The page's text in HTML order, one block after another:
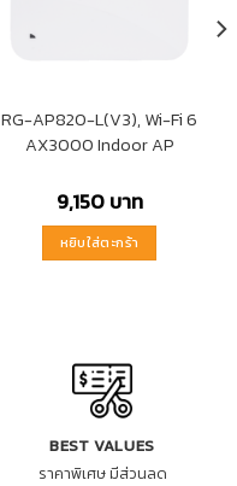
RG-AP820-L(V3), Wi-Fi 6
AX3000 Indoor AP
9,150บาท
หยิบใส่ตะกร้า
BEST VALUES
ราคาพิเศษ มีส่วนลด